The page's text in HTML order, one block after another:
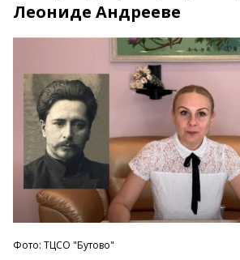
Леониде Андрееве
Фото: ТЦСО "Бутово"